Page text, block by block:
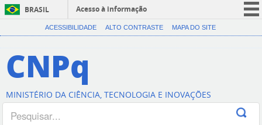
BRASIL
Acesso à informação
CORONAVÍRUS (COVID-19)
Canais
ACESSIBILIDADE ALTO CONTRASTE MAPA DO SITE
CNPq
MINISTÉRIO DA CIÊNCIA, TECNOLOGIA E INOVAÇÕES